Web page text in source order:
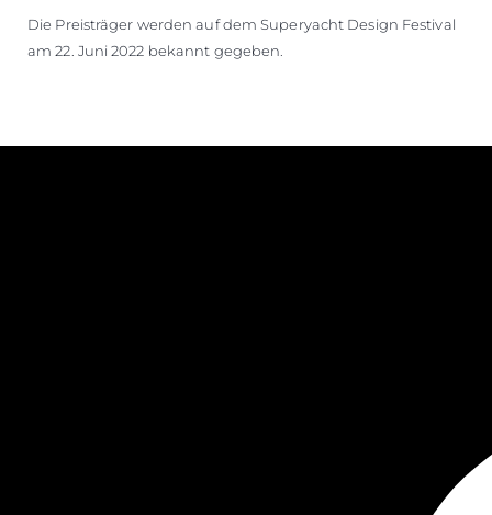
Die Preisträger werden auf dem Superyacht Design Festival
am 22. Juni 2022 bekannt gegeben.